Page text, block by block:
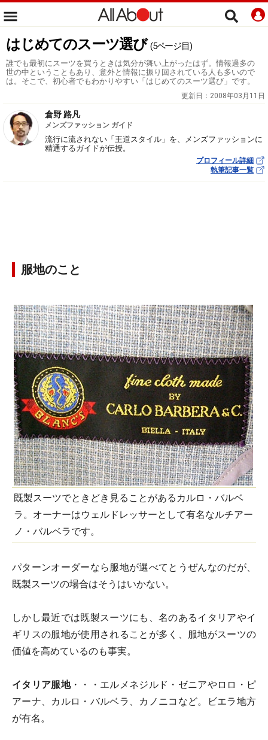
はじめてのスーツ選び (5ページ目)
誰でも最初にスーツを買うときは気分が舞い上がったはず。情報過多の
世の中ということもあり、意外と情報に振り回されている人も多いので
は。そこで、初心者でもわかりやすい「はじめてのスーツ選び」です。
更新日： 2008年03月11日
倉野 路凡
メンズファッション ガイド
流行に流されない「王道スタイル」を、メンズファッションに
精通するガイドが伝授。
プロフィール詳細
執筆記事一覧
服地のこと
既製スーツでときどき見ることがあるカルロ・バルベ
ラ。オーナーはウェルドレッサーとして有名なルチアー
ノ・バルベラです。
パターンオーダーなら服地が選べてとうぜんなのだが、
既製スーツの場合はそうはいかない。
しかし最近では既製スーツにも、名のあるイタリアやイ
ギリスの服地が使用されることが多く、服地がスーツの
価値を高めているのも事実。
イタリア服地・・・エルメネジルド・ゼニアやロロ・ピ
アーナ、カルロ・バルベラ、カノニコなど。ビエラ地方
が有名。